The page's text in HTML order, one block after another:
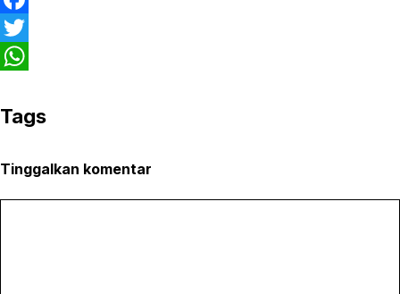
F
a
e
o
o
T
i
t
e
h
t
s
Tags
Tinggalkan komentar